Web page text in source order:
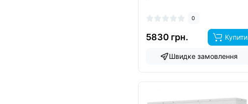
0
5830 грн. Купити
Швидке замовлення